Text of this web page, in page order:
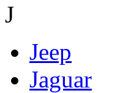
J
Jeep
Jaguar